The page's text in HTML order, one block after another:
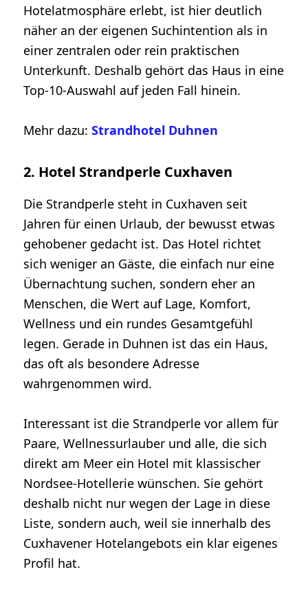
Hotelatmosphäre erlebt, ist hier deutlich
näher an der eigenen Suchintention als in
einer zentralen oder rein praktischen
Unterkunft. Deshalb gehört das Haus in eine
Top-10-Auswahl auf jeden Fall hinein.
Mehr dazu:Strandhotel Duhnen
2. Hotel Strandperle Cuxhaven
Die Strandperle steht in Cuxhaven seit
Jahren für einen Urlaub, der bewusst etwas
gehobener gedacht ist. Das Hotel richtet
sich weniger an Gäste, die einfach nur eine
Übernachtung suchen, sondern eher an
Menschen, die Wert auf Lage, Komfort,
Wellness und ein rundes Gesamtgefühl
legen. Gerade in Duhnen ist das ein Haus,
das oft als besondere Adresse
wahrgenommen wird.
Interessant ist die Strandperle vor allem für
Paare, Wellnessurlauber und alle, die sich
direkt am Meer ein Hotel mit klassischer
Nordsee-Hotellerie wünschen. Sie gehört
deshalb nicht nur wegen der Lage in diese
Liste, sondern auch, weil sie innerhalb des
Cuxhavener Hotelangebots ein klar eigenes
Profil hat.